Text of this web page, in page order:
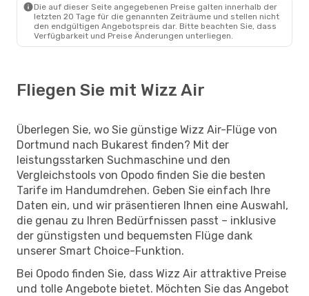
Die auf dieser Seite angegebenen Preise galten innerhalb der
letzten 20 Tage für die genannten Zeiträume und stellen nicht
den endgültigen Angebotspreis dar. Bitte beachten Sie, dass
Verfügbarkeit und Preise Änderungen unterliegen.
Fliegen Sie mit Wizz Air
Überlegen Sie, wo Sie günstige Wizz Air-Flüge von
Dortmund nach Bukarest finden? Mit der
leistungsstarken Suchmaschine und den
Vergleichstools von Opodo finden Sie die besten
Tarife im Handumdrehen. Geben Sie einfach Ihre
Daten ein, und wir präsentieren Ihnen eine Auswahl,
die genau zu Ihren Bedürfnissen passt – inklusive
der günstigsten und bequemsten Flüge dank
unserer Smart Choice-Funktion.
Bei Opodo finden Sie, dass Wizz Air attraktive Preise
und tolle Angebote bietet. Möchten Sie das Angebot